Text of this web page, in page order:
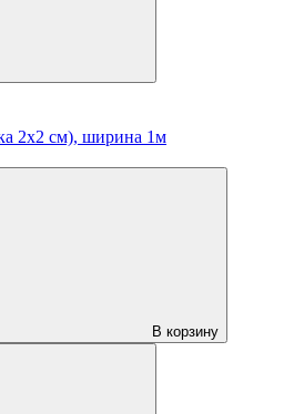
2х2 см), ширина 1м
В корзину